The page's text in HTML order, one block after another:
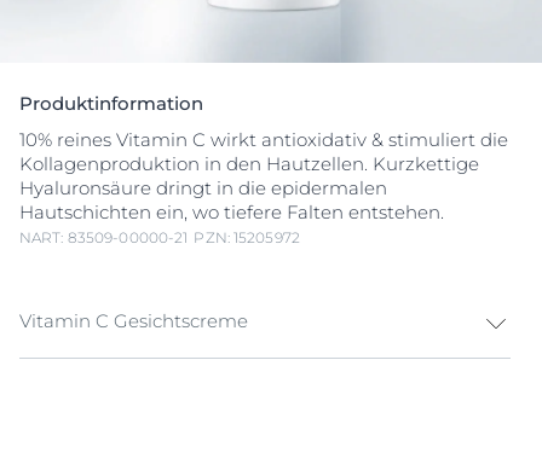
Produktinformation
10% reines Vitamin C wirkt antioxidativ & stimuliert die
Kollagenproduktion in den Hautzellen. Kurzkettige
Hyaluronsäure dringt in die epidermalen
Hautschichten ein, wo tiefere Falten entstehen.
NART: 83509-00000-21 PZN: 15205972
Vitamin C Gesichtscreme